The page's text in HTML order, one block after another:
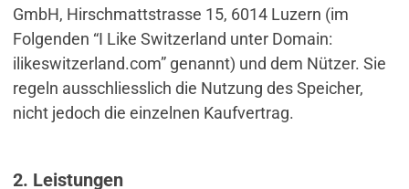
GmbH, Hirschmattstrasse 15, 6014 Luzern (im
Folgenden “I Like Switzerland unter Domain:
ilikeswitzerland.com” genannt) und dem Nützer. Sie
regeln ausschliesslich die Nutzung des Speicher,
nicht jedoch die einzelnen Kaufvertrag.
2. Leistungen